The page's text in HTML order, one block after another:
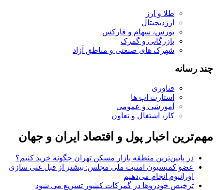
طلا و ارز
ارزدیجیتال
بورس، سهام و فارکس
بازرگانی و گمرک
شهرک های صنعتی و مناطق آزاد
چند رسانه
فناوری
استارت اپ ها
آموزشی و عمومی
کار، اشتغال و تعاون
مهم‌ترین اخبار پول و اقتصاد ایران و جهان
در پایین‌ترین منطقه بازار مسکن تهران چگونه خرید کنیم؟
عضو کمیسیون امنیت ملی مجلس: بیشتر از قبل غنی سازی
اورانیوم انجام می‌دهیم
ترخیص خودروها در گمرکات کشور تسریع می شود